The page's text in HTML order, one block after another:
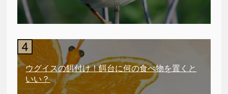
ウグイスの餌付け！餌台に何の食べ物を置くと
いい？